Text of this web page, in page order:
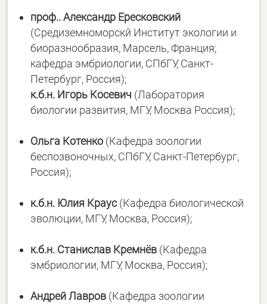
проф..Александр Ересковский
(Средиземноморскй Институт экологии и
биоразнообразия, Марсель, Франция;
кафедра эмбриологии, СПбГУ, Санкт-
Петербург, Россия);
к.б.н. Игорь Косевич (Лаборатория
биологии развития, МГУ, Москва Россия);
Ольга Котенко (Кафедра зоологии
беспозвоночных, СПбГУ, Санкт-Петербург,
Россия);
к.б.н. Юлия Краус (Кафедра биологической
эволюции, МГУ, Москва, Россия);
к.б.н. Станислав Кремнёв (Кафедра
эмбриологии, МГУ, Москва, Россия);
Андрей Лавров (Кафедра зоологии